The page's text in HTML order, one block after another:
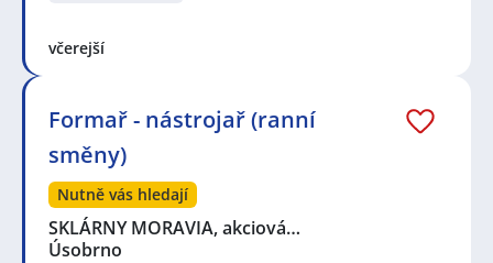
včerejší
Formař - nástrojař (ranní
směny)
Nutně vás hledají
SKLÁRNY MORAVIA, akciová…
Úsobrno